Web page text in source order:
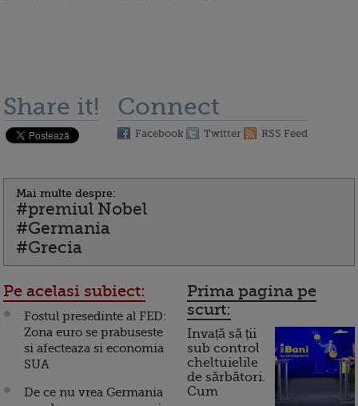
Share it! Connect
Facebook Twitter RSS Feed
Mai multe despre:
#premiul Nobel
#Germania
#Grecia
Pe acelasi subiect:
Fostul presedinte al FED:
Zona euro se prabuseste
si afecteaza si economia
SUA
De ce nu vrea Germania
Prima pagina pe
scurt:
Invață să ții
sub control
cheltuielile
de sărbători.
Cum